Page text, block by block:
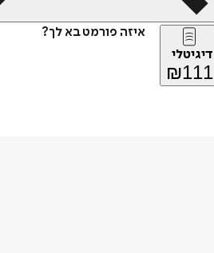
איזה פורמט בא לך?
דיגיטלי
₪111